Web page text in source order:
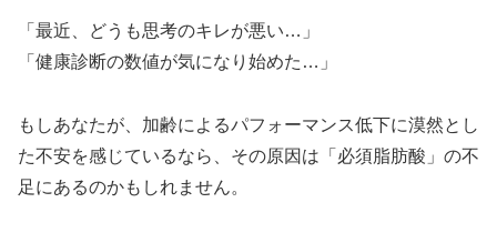
「最近、どうも思考のキレが悪い…」
「健康診断の数値が気になり始めた…」
もしあなたが、加齢によるパフォーマンス低下に漠然とし
た不安を感じているなら、その原因は「必須脂肪酸」の不
足にあるのかもしれません。